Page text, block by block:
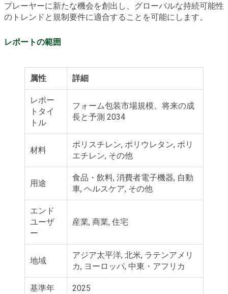
プレーヤーに新たな機会を創出し、グローバルな持続可能性
のトレンドと規制要件に適合することを可能にします。
レポートの範囲
属性 詳細
レポー
トタイ
トル
フォーム包装市場規模、将来の成
長と予測 2034
材料
ポリスチレン, ポリウレタン, ポリ
エチレン, その他
用途
食品・飲料, 消費者電子機器, 自動
車, ヘルスケア, その他
エンド
ユーザ
ー
産業, 商業, 住宅
地域
アジア太平洋, 北米, ラテンアメリ
カ, ヨーロッパ, 中東・アフリカ
基準年 2025